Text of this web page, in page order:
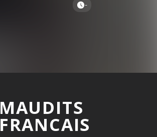
-
MAUDITS
FRANCAIS